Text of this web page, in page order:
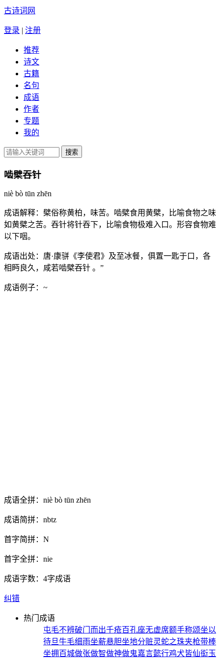
古诗词网
登录 | 注册
推荐
诗文
古籍
名句
成语
作者
专题
我的
啮檗吞针
niè bò tūn zhēn
成语解释： 檗俗称黄柏，味苦。啮檗食用黄檗，比喻食物之味
如黄檗之苦。吞针将针吞下，比喻食物极难入口。形容食物难
以下咽。
成语出处： 唐·康骈《李使君》及至冰餐，俱置一匙于口，各
相眄良久，咸若啮檗吞针 。”
成语例子： ~
成语全拼： niè bò tūn zhēn
成语简拼： nbtz
首字简拼： N
首字全拼： nie
成语字数： 4字成语
纠错
热门成语
屯毛不辨破门而出千疮百孔座无虚席额手称颂坐以
待旦牛毛细雨坐薪悬胆坐地分赃灵蛇之珠夹枪带棒
坐拥百城做张做智做神做鬼嘉言懿行鸡犬皆仙衒玉